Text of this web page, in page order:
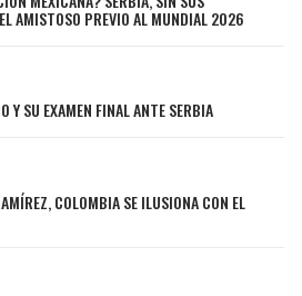
AMISTOSO PREVIO AL MUNDIAL 2026
Y SU EXAMEN FINAL ANTE SERBIA
COLOMBIA SE ILUSIONA CON EL